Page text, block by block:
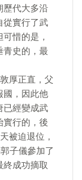
歷代大多沿
從實行了武
惜的是，
青史的，最
厚正直，父
國，因此他
已經變成武
實行的，後
被迫退位，
子儀參加了
成功摘取